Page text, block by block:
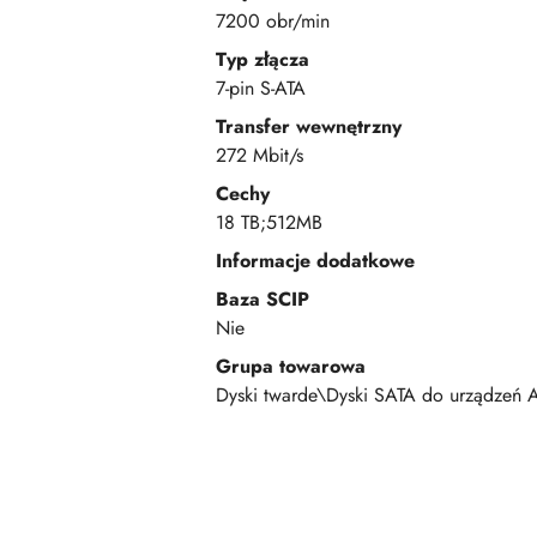
7200 obr/min
Typ złącza
7-pin S-ATA
Transfer wewnętrzny
272 Mbit/s
Cechy
18 TB;512MB
Informacje dodatkowe
Baza SCIP
Nie
Grupa towarowa
Dyski twarde\Dyski SATA do urządzeń